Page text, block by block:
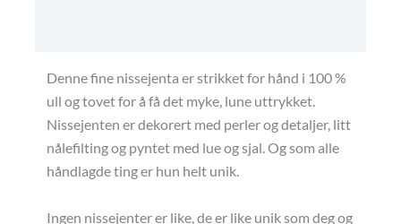
Denne fine nissejenta er strikket for hånd i 100 %
ull og tovet for å få det myke, lune uttrykket.
Nissejenten er dekorert med perler og detaljer, litt
nålefilting og pyntet med lue og sjal. Og som alle
håndlagde ting er hun helt unik.
Ingen nissejenter er like, de er like unik som deg og